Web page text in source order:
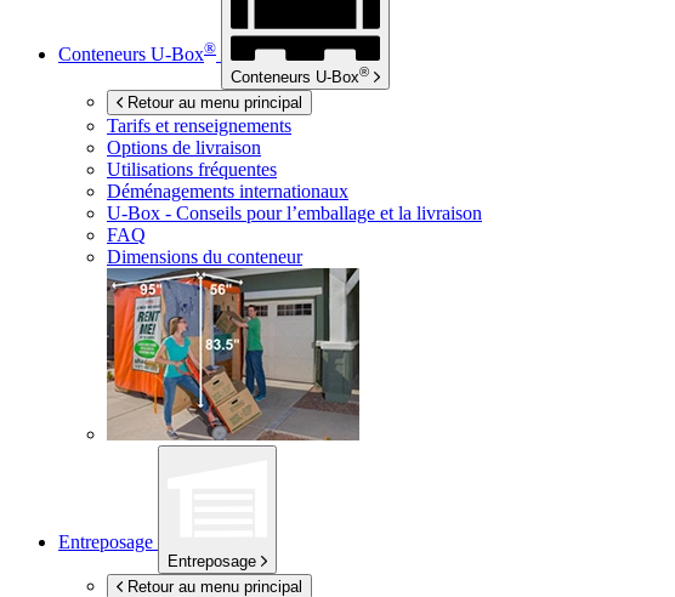
Conteneurs U-Box®
Conteneurs U-Box®
Retour au menu principal
Tarifs et renseignements
Options de livraison
Utilisations fréquentes
Déménagements internationaux
U-Box - Conseils pour l’emballage et la livraison
FAQ
Dimensions du conteneur
Entreposage
Entreposage
Retour au menu principal